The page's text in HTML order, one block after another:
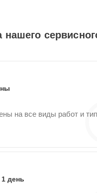
на все виды работ и
день